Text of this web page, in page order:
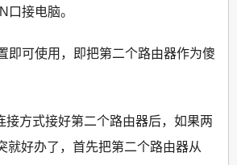
口接电脑。
即可使用，即把第二个路由器作为傻
接方式接好第二个路由器后，如果两
就好办了，首先把第二个路由器从